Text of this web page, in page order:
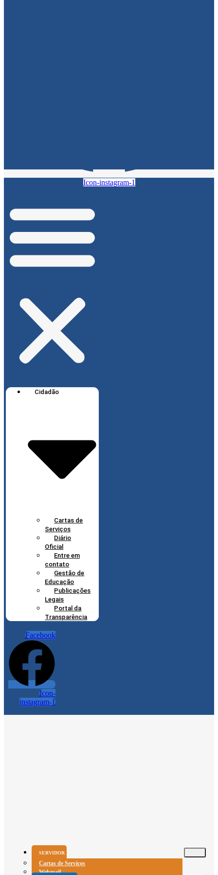
Icon-instagram-1
Cidadão
Cartas de
Serviços
Diário
Oficial
Entre em
contato
Gestão de
Educação
Publicações
Legais
Portal da
Transparência
Facebook
Icon-
instagram-1
SERVIDOR
Cartas de Serviços
Webmail